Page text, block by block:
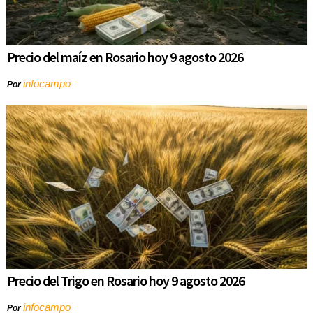
Precio del maíz en Rosario hoy 9 agosto 2026
Porinfocampo
Precio del Trigo en Rosario hoy 9 agosto 2026
Porinfocampo